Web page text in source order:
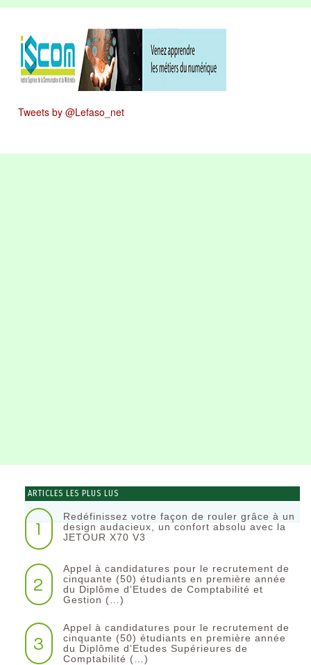
Tweets by @Lefaso_net
ARTICLES LES PLUS LUS
1
Redéfinissez votre façon de rouler grâce à un
design audacieux, un confort absolu avec la
JETOUR X70 V3
2
Appel à candidatures pour le recrutement de
cinquante (50) étudiants en première année
du Diplôme d’Etudes de Comptabilité et
Gestion (…)
3
Appel à candidatures pour le recrutement de
cinquante (50) étudiants en première année
du Diplôme d’Etudes Supérieures de
Comptabilité (…)